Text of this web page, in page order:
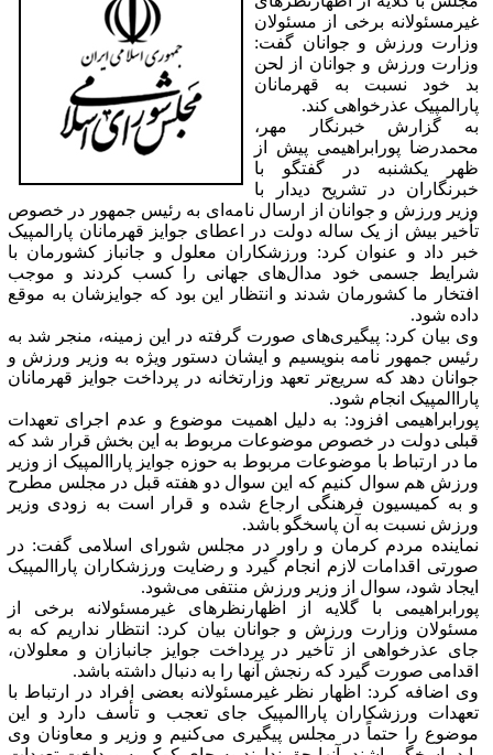
غیرمسئولانه برخی از مسئولان
وزارت ورزش و جوانان گفت:
وزارت ورزش و جوانان از لحن
بد خود نسبت به قهرمانان
پارالمپیک عذرخواهی کند.
به گزارش خبرنگار مهر،
محمدرضا پورابراهیمی پیش از
ظهر یکشنبه در گفتگو با
خبرنگاران در تشریح دیدار با
وزیر ورزش و جوانان از ارسال نامه‌ای به رئیس جمهور در خصوص
تأخیر بیش از یک ساله دولت در اعطای جوایز قهرمانان پارالمپیک
خبر داد و عنوان کرد: ورزشکاران معلول و جانباز کشورمان با
شرایط جسمی خود مدال‌های جهانی را کسب کردند و موجب
افتخار ما کشورمان شدند و انتظار این بود که جوایزشان به موقع
داده شود.
وی بیان کرد: پیگیری‌های صورت گرفته در این زمینه، منجر شد به
رئیس جمهور نامه بنویسیم و ایشان دستور ویژه به وزیر ورزش و
جوانان دهد که سریع‌تر تعهد وزارتخانه در پرداخت جوایز قهرمانان
پاراالمپیک انجام شود.
پورابراهیمی افزود: به دلیل اهمیت موضوع و عدم اجرای تعهدات
قبلی دولت در خصوص موضوعات مربوط به این بخش قرار شد که
ما در ارتباط با موضوعات مربوط به حوزه جوایز پاراالمپیک از وزیر
ورزش هم سوال کنیم که این سوال دو هفته قبل در مجلس مطرح
و به کمیسیون فرهنگی ارجاع شده و قرار است به زودی وزیر
ورزش نسبت به آن پاسخگو باشد.
نماینده مردم کرمان و راور در مجلس شورای اسلامی گفت: در
صورتی اقدامات لازم انجام گیرد و رضایت ورزشکاران پاراالمپیک
ایجاد شود، سوال از وزیر ورزش منتفی می‌شود.
پورابراهیمی با گلایه از اظهارنظرهای غیرمسئولانه برخی از
مسئولان وزارت ورزش و جوانان بیان کرد: انتظار نداریم که به
جای عذرخواهی از تأخیر در پرداخت جوایز جانبازان و معلولان،
اقدامی صورت گیرد که رنجش آنها را به دنبال داشته باشد.
وی اضافه کرد: اظهار نظر غیرمسئولانه بعضی افراد در ارتباط با
تعهدات ورزشکاران پاراالمپیک جای تعجب و تأسف دارد و این
موضوع را حتماً در مجلس پیگیری می‌کنیم و وزیر و معاونان وی